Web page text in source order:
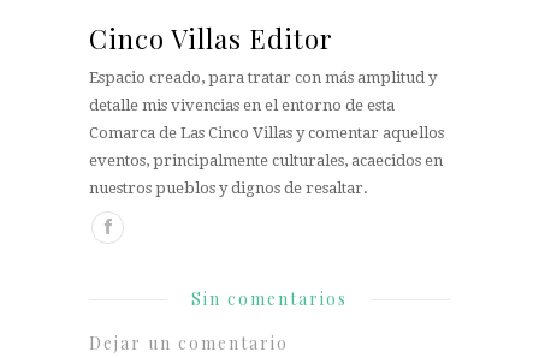
Cinco Villas Editor
Espacio creado, para tratar con más amplitud y
detalle mis vivencias en el entorno de esta
Comarca de Las Cinco Villas y comentar aquellos
eventos, principalmente culturales, acaecidos en
nuestros pueblos y dignos de resaltar.
Sin comentarios
Dejar un comentario